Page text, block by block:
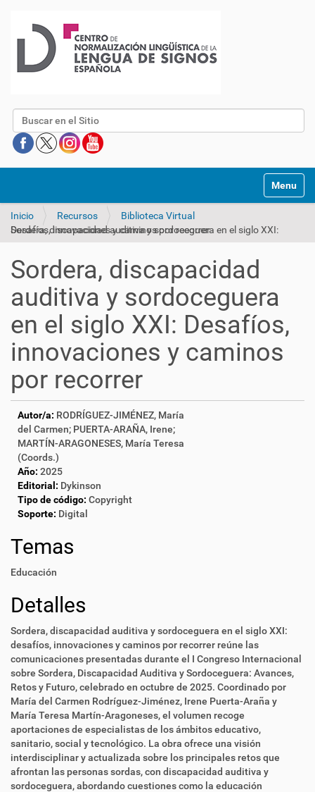
Buscar
Mostrar/
Inicio Recursos
Biblioteca Virtual
Sordera, discapacidad auditiva y sordoceguera en el siglo XXI: Desafíos, innovaciones y caminos por recorrer
Sordera, discapacidad
auditiva y sordoceguera
en el siglo XXI: Desafíos,
innovaciones y caminos
por recorrer
Autor/a: RODRÍGUEZ-JIMÉNEZ, María
del Carmen; PUERTA-ARAÑA, Irene;
MARTÍN-ARAGONESES, María Teresa
(Coords.)
Año: 2025
Editorial: Dykinson
Tipo de código: Copyright
Soporte: Digital
Temas
Educación
Detalles
Sordera, discapacidad auditiva y sordoceguera en el siglo XXI:
desafíos, innovaciones y caminos por recorrer reúne las
comunicaciones presentadas durante el I Congreso Internacional
sobre Sordera, Discapacidad Auditiva y Sordoceguera: Avances,
Retos y Futuro, celebrado en octubre de 2025. Coordinado por
María del Carmen Rodríguez-Jiménez, Irene Puerta-Araña y
María Teresa Martín-Aragoneses, el volumen recoge
aportaciones de especialistas de los ámbitos educativo,
sanitario, social y tecnológico. La obra ofrece una visión
interdisciplinar y actualizada sobre los principales retos que
afrontan las personas sordas, con discapacidad auditiva y
sordoceguera, abordando cuestiones como la educación